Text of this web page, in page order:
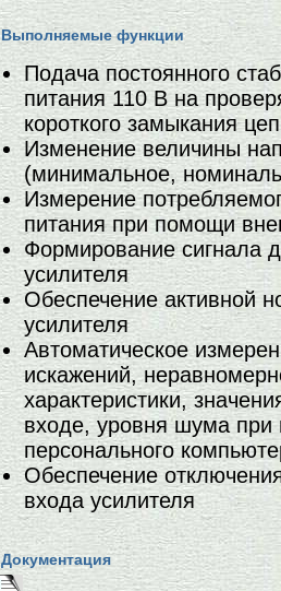
Выполняемые функции
Подача постоянного
питания 110 В на
короткого замыкания
Изменение величины
(минимальное,
Измерение
питания при помощи
Формирование сигнала
усилителя
Обеспечение активной
усилителя
Автоматическое
искажений,
характеристики,
входе, уровня шума
персонального
Обеспечение
входа усилителя
Документация